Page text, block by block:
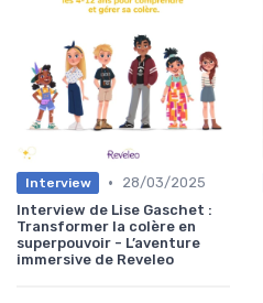
Interview •
28/03/2025
Interview de Lise Gaschet :
Transformer la colère en
superpouvoir - L’aventure
immersive de Reveleo